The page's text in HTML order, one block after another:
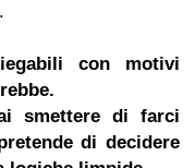
con motivi
smettere di farci
di decidere